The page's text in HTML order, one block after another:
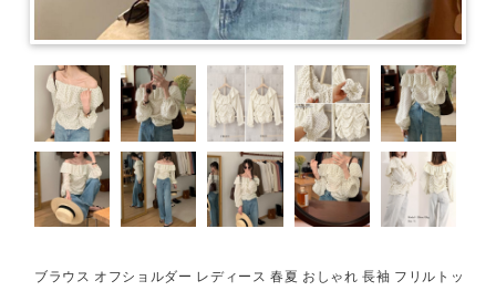
ブラウス オフショルダー レディース 春夏 おしゃれ 長袖 フリルトッ